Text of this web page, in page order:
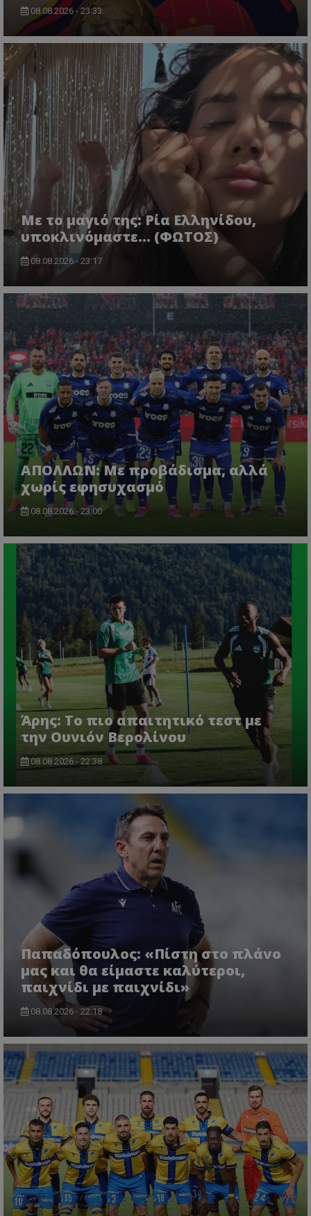
08.08.2026 - 23:33
Με το μαγιό της: Ρία Ελληνίδου,
υποκλινόμαστε… (ΦΩΤΟΣ)
08.08.2026 - 23:17
ΑΠΟΛΛΩΝ: Με προβάδισμα, αλλά
χωρίς εφησυχασμό
08.08.2026 - 23:00
Άρης: Το πιο απαιτητικό τεστ με
την Ουνιόν Βερολίνου
08.08.2026 - 22:38
Παπαδόπουλος: «Πίστη στο πλάνο
μας και θα είμαστε καλύτεροι,
παιχνίδι με παιχνίδι»
08.08.2026 - 22:18